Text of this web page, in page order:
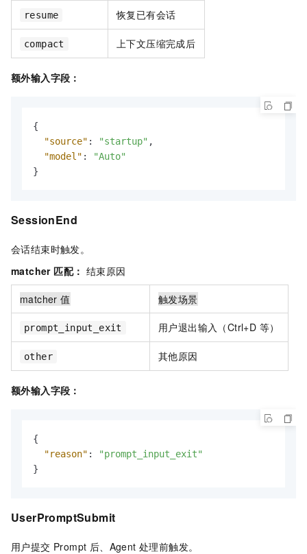
resume 恢复已有会话
compact 上下文压缩完成后
额外输入字段：
{
"source" : "startup" ,
"model" :
"Auto"
}
SessionEnd
会话结束时触发。
matcher 匹配： 结束原因
matcher 值 触发场景
prompt_input_exit 用户退出输入（Ctrl+D 等）
other 其他原因
额外输入字段：
{
"reason" :
"prompt_input_exit"
}
UserPromptSubmit
用户提交 Prompt 后、Agent 处理前触发。